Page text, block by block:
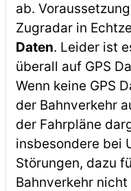
ab.
Zugradar in
Daten. Leider ist
überall auf GPS
Wenn keine GPS
der Bahnverkehr
der Fahrpläne
insbesondere bei
Störungen, dazu
Bahnverkehr